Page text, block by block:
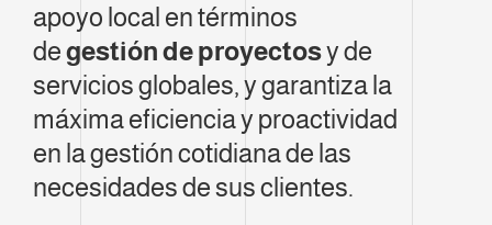
apoyo local en términos
degestión de proyectosy de
servicios globales, y garantiza la
máxima eficiencia y proactividad
en la gestión cotidiana de las
necesidades de sus clientes.